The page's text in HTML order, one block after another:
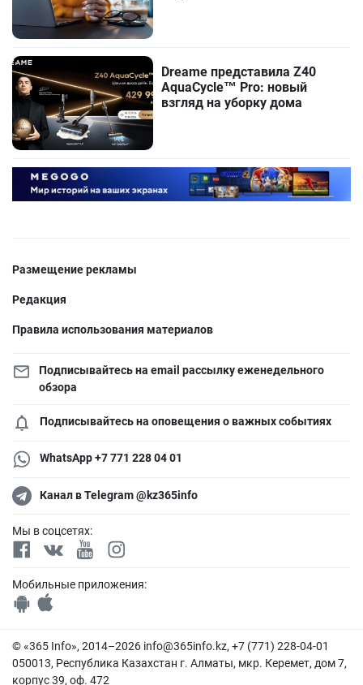
Dreame представила Z40
AquaCycle™ Pro: новый
взгляд на уборку дома
Размещение рекламы
Редакция
Правила использования материалов
Подписывайтесь на email рассылку еженедельного
обзора
Подписывайтесь на оповещения о важных событиях
WhatsApp +7 771 228 04 01
Канал в Telegram @kz365info
Мы в соцсетях:
Мобильные приложения:
© «365 Info», 2014–2026 info@365info.kz, +7 (771) 228-04-01
050013, Республика Казахстан г. Алматы, мкр. Керемет, дом 7,
корпус 39, оф. 472